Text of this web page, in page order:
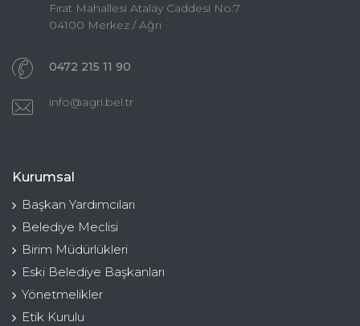
Fırat Mahallesi Atalay Caddesi No:7
04100 Merkez / Ağrı
0472 215 11 90
info@agri.bel.tr
Kurumsal
Başkan Yardımcıları
Belediye Meclisi
Birim Müdürlükleri
Eski Belediye Başkanları
Yönetmelikler
Etik Kurulu